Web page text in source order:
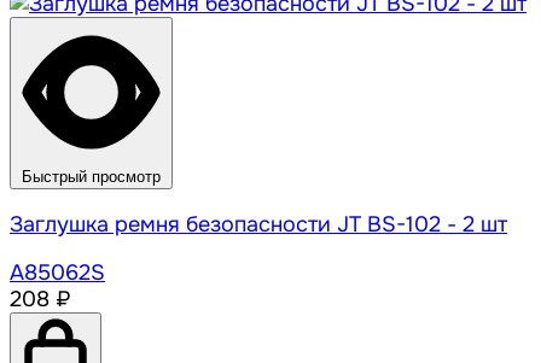
Быстрый просмотр
Заглушка ремня безопасности JT BS-102 - 2 шт
A85062S
208 ₽